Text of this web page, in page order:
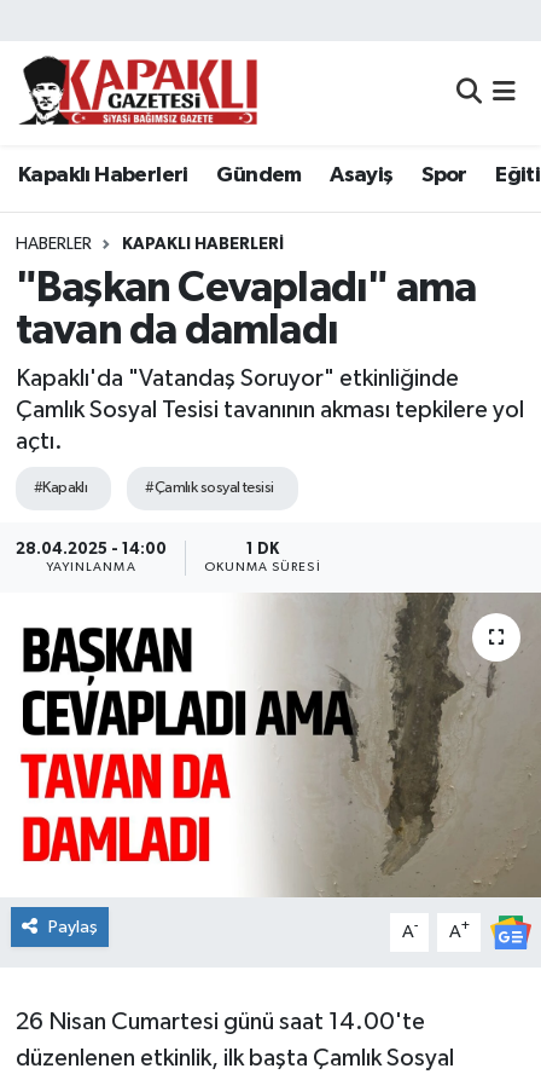
Kapaklı Haberleri Gündem Asayiş Spor
HABERLER KAPAKLI HABERLERI
"Başkan Cevapladı" ama
tavan da damladı
Kapaklı'da "Vatandaş Soruyor" etkinliğinde
Çamlık Sosyal Tesisi tavanının akması tepkilere yol
açtı.
#Kapaklı #Çamlık sosyal tesisi
28.04.2025 - 14:00
YAYINLANMA
1 DK
OKUNMA SÜRESI
Paylaş A- A+
26 Nisan Cumartesi günü saat 14.00'te
düzenlenen etkinlik, ilk başta Çamlık Sosyal
Kapaklı Haberleri
Asayiş
Spor
Eğitim
Siyaset
Sağlık
Teknoloji
Yaşam
Tekirdağ Nöbetçi Eczaneler
Tekirdağ Namaz Vakitleri
Tekirdağ Trafik Yoğunluk Haritası
Süper Lig Puan Durumu ve Fikstür
Tüm Manşetler